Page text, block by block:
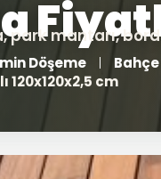
Döşeme
120x120x2,5 cm